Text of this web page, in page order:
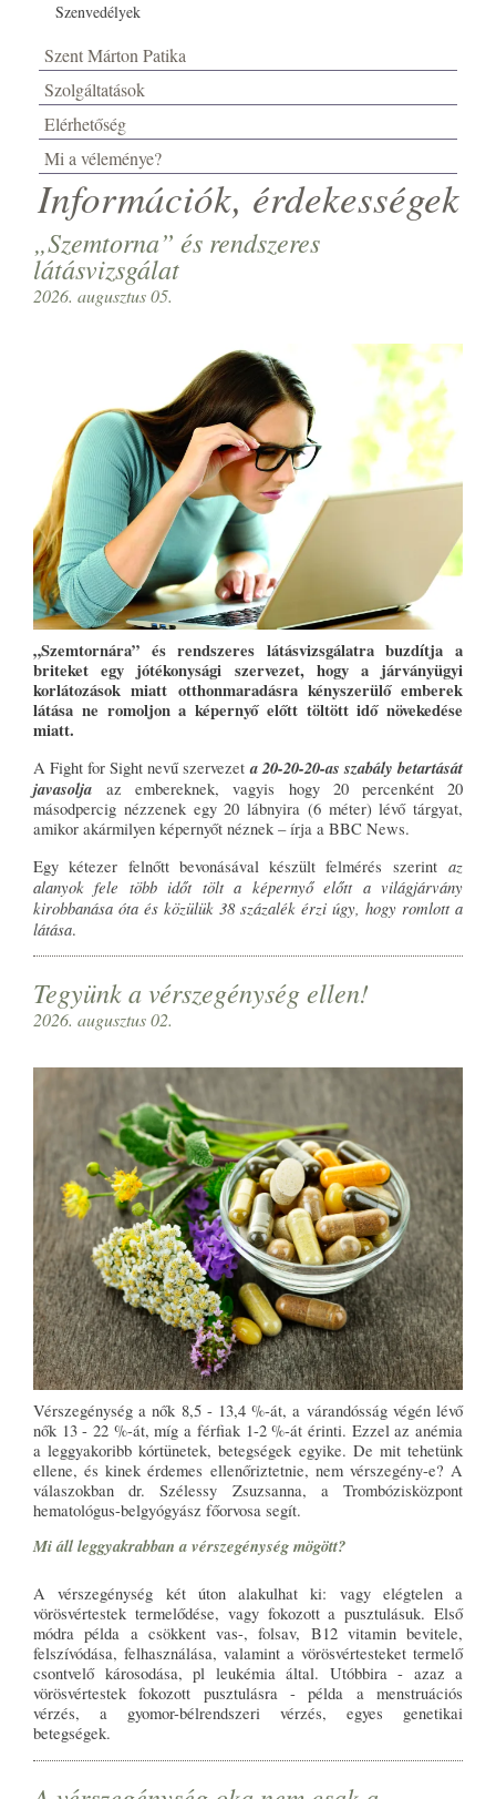
Szenvedélyek
Szent Márton Patika
Szolgáltatások
Elérhetőség
Mi a véleménye?
Információk, érdekességek
„Szemtorna” és rendszeres
látásvizsgálat
2026. augusztus 05.
„Szemtornára” és rendszeres látásvizsgálatra buzdítja a
briteket egy jótékonysági szervezet, hogy a járványügyi
korlátozások miatt otthonmaradásra kényszerülő emberek
látása ne romoljon a képernyő előtt töltött idő növekedése
miatt.
A Fight for Sight nevű szervezeta 20-20-20-as szabály betartását
javasolja az embereknek, vagyis hogy 20 percenként 20
másodpercig nézzenek egy 20 lábnyira (6 méter) lévő tárgyat,
amikor akármilyen képernyőt néznek – írja a BBC News.
Egy kétezer felnőtt bevonásával készült felmérés szerintaz
alanyok fele több időt tölt a képernyő előtt a világjárvány
kirobbanása óta és közülük 38 százalék érzi úgy, hogy romlott a
látása.
Tegyünk a vérszegénység ellen!
2026. augusztus 02.
Vérszegénység a nők 8,5 - 13,4 %-át, a várandósság végén lévő
nők 13 - 22 %-át, míg a férfiak 1-2 %-át érinti. Ezzel az anémia
a leggyakoribb kórtünetek, betegségek egyike. De mit tehetünk
ellene, és kinek érdemes ellenőriztetnie, nem vérszegény-e? A
válaszokban dr. Szélessy Zsuzsanna, a Trombózisközpont
hematológus-belgyógyász főorvosa segít.
Mi áll leggyakrabban a vérszegénység mögött?
A vérszegénység két úton alakulhat ki: vagy elégtelen a
vörösvértestek termelődése, vagy fokozott a pusztulásuk. Első
módra példa a csökkent vas-, folsav, B12 vitamin bevitele,
felszívódása, felhasználása, valamint a vörösvértesteket termelő
csontvelő károsodása, pl leukémia által. Utóbbira - azaz a
vörösvértestek fokozott pusztulásra - példa a menstruációs
vérzés, a gyomor-bélrendszeri vérzés, egyes genetikai
betegségek.